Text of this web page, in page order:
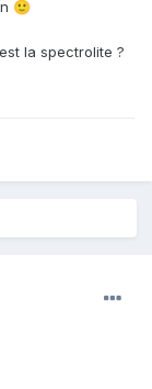
🙂
la spectrolite ?